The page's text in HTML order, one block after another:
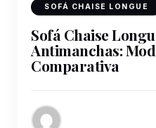
SOFÁ CHAISE LONGUE
Sofá Chaise
Antimanchas:
Comparativa